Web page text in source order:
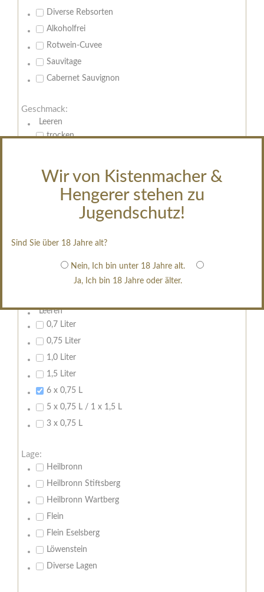
Wir von Kistenmacher &
Hengerer stehen zu
Jugendschutz!
Sind Sie über 18 Jahre alt?
Nein, Ich bin unter 18 Jahre alt.
Ja, Ich bin 18 Jahre oder älter.
Diverse Rebsorten
Alkoholfrei
Rotwein-Cuvee
Sauvitage
Cabernet Sauvignon
Geschmack:
Leeren
trocken
halbtrocken
edelsüß
erfrischend, nicht zu süß
Leeren
0,7 Liter
0,75 Liter
1,0 Liter
1,5 Liter
6 x 0,75 L
5 x 0,75 L / 1 x 1,5 L
3 x 0,75 L
Lage:
Heilbronn
Heilbronn Stiftsberg
Heilbronn Wartberg
Flein
Flein Eselsberg
Löwenstein
Diverse Lagen